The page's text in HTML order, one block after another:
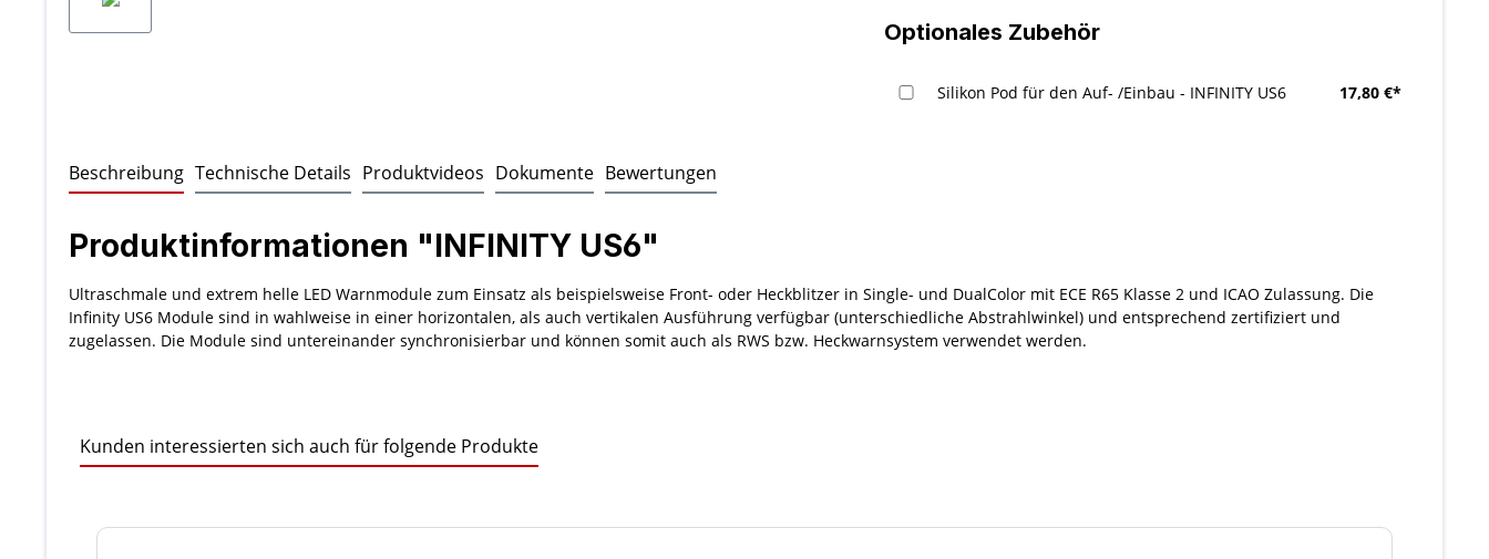
Optionales Zubehör
Silikon Pod für den Auf- /Einbau - INFINITY US6 17,80 €*
Beschreibung Technische Details Produktvideos Dokumente Bewertungen
Produktinformationen "INFINITY US6"
Ultraschmale und extrem helle LED Warnmodule zum Einsatz als beispielsweise Front- oder Heckblitzer in Single- und DualColor mit ECE R65 Klasse 2 und ICAO Zulassung. Die
Infinity US6 Module sind in wahlweise in einer horizontalen, als auch vertikalen Ausführung verfügbar (unterschiedliche Abstrahlwinkel) und entsprechend zertifiziert und
zugelassen. Die Module sind untereinander synchronisierbar und können somit auch als RWS bzw. Heckwarnsystem verwendet werden.
Kunden interessierten sich auch für folgende Produkte